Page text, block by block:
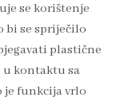
se korištenje
bi se spriječilo
plastične
u kontaktu sa
je funkcija vrlo